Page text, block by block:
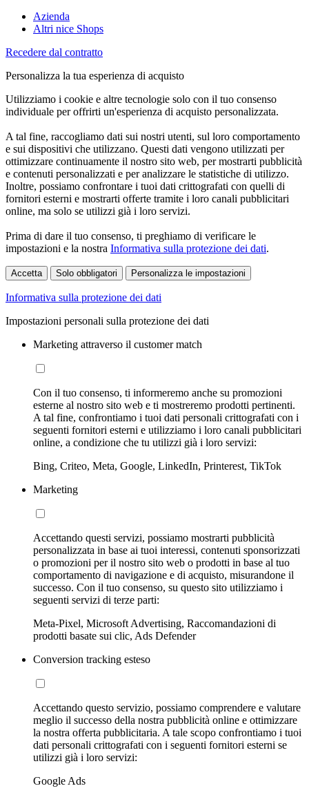
Azienda
Altri nice Shops
Recedere dal contratto
Personalizza la tua esperienza di acquisto
Utilizziamo i cookie e altre tecnologie solo con il tuo consenso
individuale per offrirti un'esperienza di acquisto personalizzata.
A tal fine, raccogliamo dati sui nostri utenti, sul loro comportamento
e sui dispositivi che utilizzano. Questi dati vengono utilizzati per
ottimizzare continuamente il nostro sito web, per mostrarti pubblicità
e contenuti personalizzati e per analizzare le statistiche di utilizzo.
Inoltre, possiamo confrontare i tuoi dati crittografati con quelli di
fornitori esterni e mostrarti offerte tramite i loro canali pubblicitari
online, ma solo se utilizzi già i loro servizi.
Prima di dare il tuo consenso, ti preghiamo di verificare le
impostazioni e la nostra Informativa sulla protezione dei dati.
Accetta Solo obbligatori Personalizza le impostazioni
Informativa sulla protezione dei dati
Impostazioni personali sulla protezione dei dati
Marketing attraverso il customer match
Con il tuo consenso, ti informeremo anche su promozioni
esterne al nostro sito web e ti mostreremo prodotti pertinenti.
A tal fine, confrontiamo i tuoi dati personali crittografati con i
seguenti fornitori esterni e utilizziamo i loro canali pubblicitari
online, a condizione che tu utilizzi già i loro servizi:
Bing, Criteo, Meta, Google, LinkedIn, Printerest, TikTok
Marketing
Accettando questi servizi, possiamo mostrarti pubblicità
personalizzata in base ai tuoi interessi, contenuti sponsorizzati
o promozioni per il nostro sito web o prodotti in base al tuo
comportamento di navigazione e di acquisto, misurandone il
successo. Con il tuo consenso, su questo sito utilizziamo i
seguenti servizi di terze parti:
Meta-Pixel, Microsoft Advertising, Raccomandazioni di
prodotti basate sui clic, Ads Defender
Conversion tracking esteso
Accettando questo servizio, possiamo comprendere e valutare
meglio il successo della nostra pubblicità online e ottimizzare
la nostra offerta pubblicitaria. A tale scopo confrontiamo i tuoi
dati personali crittografati con i seguenti fornitori esterni se
utilizzi già i loro servizi:
Google Ads